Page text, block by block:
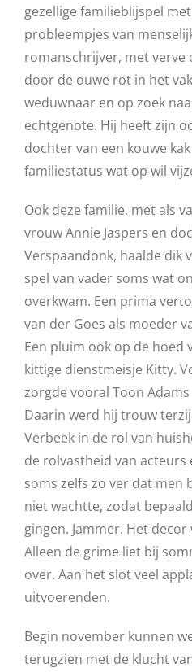
gezellige familieblijspel
probleempjes van
romanschrijver, met verve
door de ouwe rot in het
weduwnaar en op zoek
echtgenote. Hij heeft zijn
dochter van een kouwe
familiestatus wat op wil
Ook deze familie, met als
vrouw Annie Jaspers en
Verspaandonk, haalde dik
spel van vader soms wat
overkwam. Een prima
van der Goes als moeder
Een pluim ook op de hoed
kittige dienstmeisje Kitty.
zorgde vooral Toon
Daarin werd hij trouw
Verbeek in de rol van
de rolvastheid van acteurs
soms zelfs zo ver dat men
niet wachtte, zodat
gingen. Jammer. Het
Alleen de grime liet bij
over. Aan het slot veel
uitvoerenden.
Begin november kunnen
terugzien met de klucht